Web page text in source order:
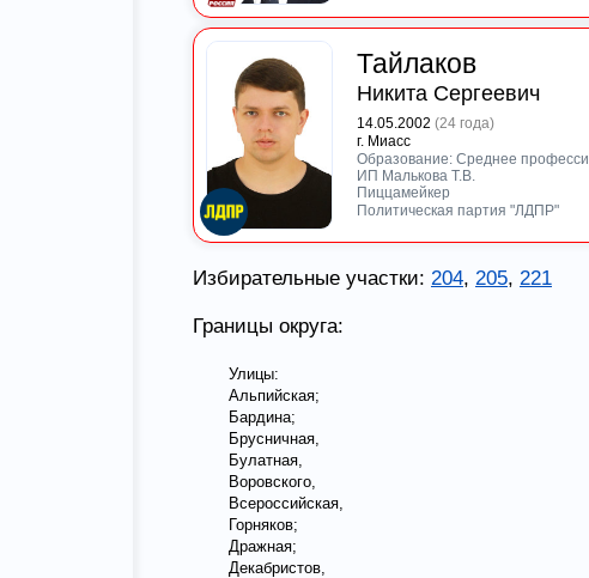
Тайлаков
Никита Сергеевич
14.05.2002 (24 года)
г. Миасс
Образование: Среднее
ИП Малькова Т.В.
Пиццамейкер
Политическая партия "ЛДПР"
Избирательные участки: 204, 205, 221
Границы округа:
Улицы:
Альпийская;
Бардина;
Брусничная,
Булатная,
Воровского,
Всероссийская,
Горняков;
Дражная;
Декабристов,